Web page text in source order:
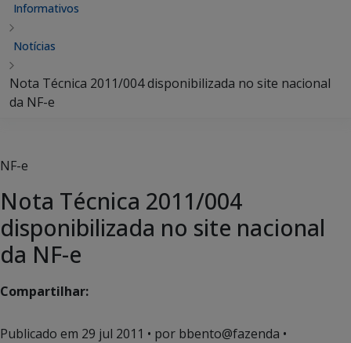
Informativos
Notícias
Nota Técnica 2011/004 disponibilizada no site nacional
da NF-e
NF-e
Nota Técnica 2011/004
disponibilizada no site nacional
da NF-e
Compartilhar:
Publicado em 29 jul 2011 • por bbento@fazenda •